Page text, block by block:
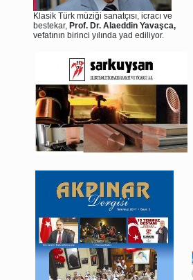
Klasik Türk müziği sanatçısı, icracı ve
bestekar, Prof. Dr. Alaeddin Yavaşca,
vefatının birinci yılında yad ediliyor.